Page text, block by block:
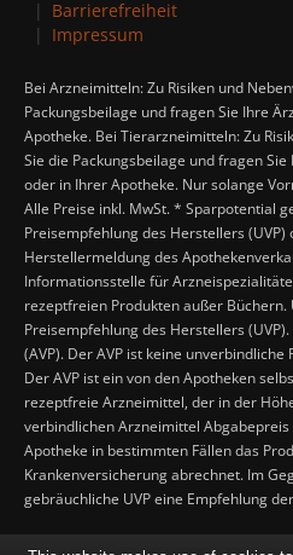
Barrierefreiheit
Impressum
Bei Arzneimitteln: Zu Risiken und
Packungsbeilage und fragen Sie Ihre
Apotheke. Bei Tierarzneimitteln: Zu
Sie die Packungsbeilage und fragen
oder in Ihrer Apotheke. Nur solange
Alle Preise inkl. MwSt. * Sparpotential
Preisempfehlung des Herstellers
Herstellermeldung des
Informationsstelle für
rezeptfreien Produkten außer Büchern.
Preisempfehlung des Herstellers
(AVP). Der AVP ist keine
Der AVP ist ein von den Apotheken
rezeptfreie Arzneimittel, der in der
verbindlichen Arzneimittel
Apotheke in bestimmten Fällen das
Krankenversicherung abrechnet. Im
gebräuchliche UVP eine Empfehlung